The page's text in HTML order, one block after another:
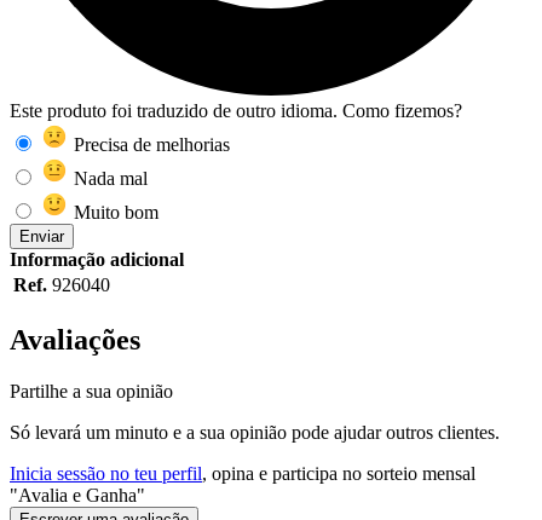
Este produto foi traduzido de outro idioma. Como fizemos?
Precisa de melhorias
Nada mal
Muito bom
Enviar
Informação adicional
Ref. 926040
Avaliações
Partilhe a sua opinião
Só levará um minuto e a sua opinião pode ajudar outros clientes.
Inicia sessão no teu perfil, opina e participa no sorteio mensal
"Avalia e Ganha"